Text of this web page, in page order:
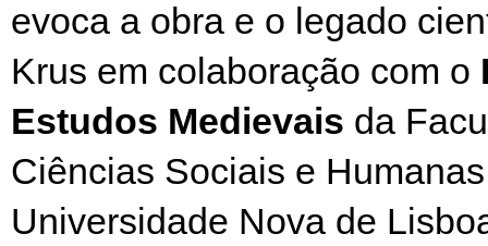
evoca a obra e o legado
Krus em colaboração com o
Estudos Medievais da
Ciências Sociais e
Universidade Nova de